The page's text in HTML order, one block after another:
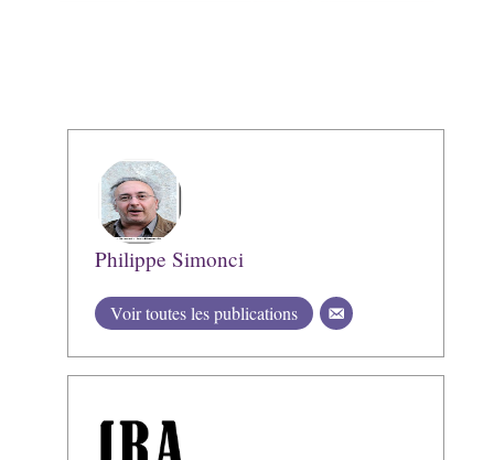
Philippe Simonci
Voir toutes les publications